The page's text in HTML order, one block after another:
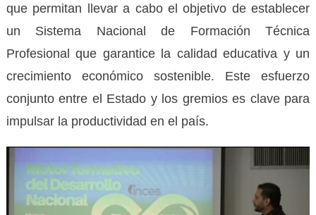
que permitan llevar a cabo el objetivo de establecer
un Sistema Nacional de Formación Técnica
Profesional que garantice la calidad educativa y un
crecimiento económico sostenible. Este esfuerzo
conjunto entre el Estado y los gremios es clave para
impulsar la productividad en el país.